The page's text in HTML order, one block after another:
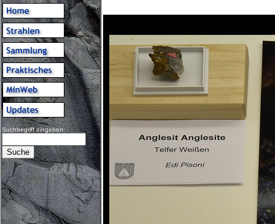
Suchbegriff eingeben: